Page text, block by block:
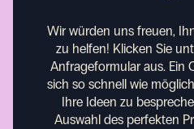
Wir würden uns freuen,
zu helfen! Klicken Sie
Anfrageformular aus. Ein
sich so schnell wie
Ihre Ideen zu
Auswahl des perfekten